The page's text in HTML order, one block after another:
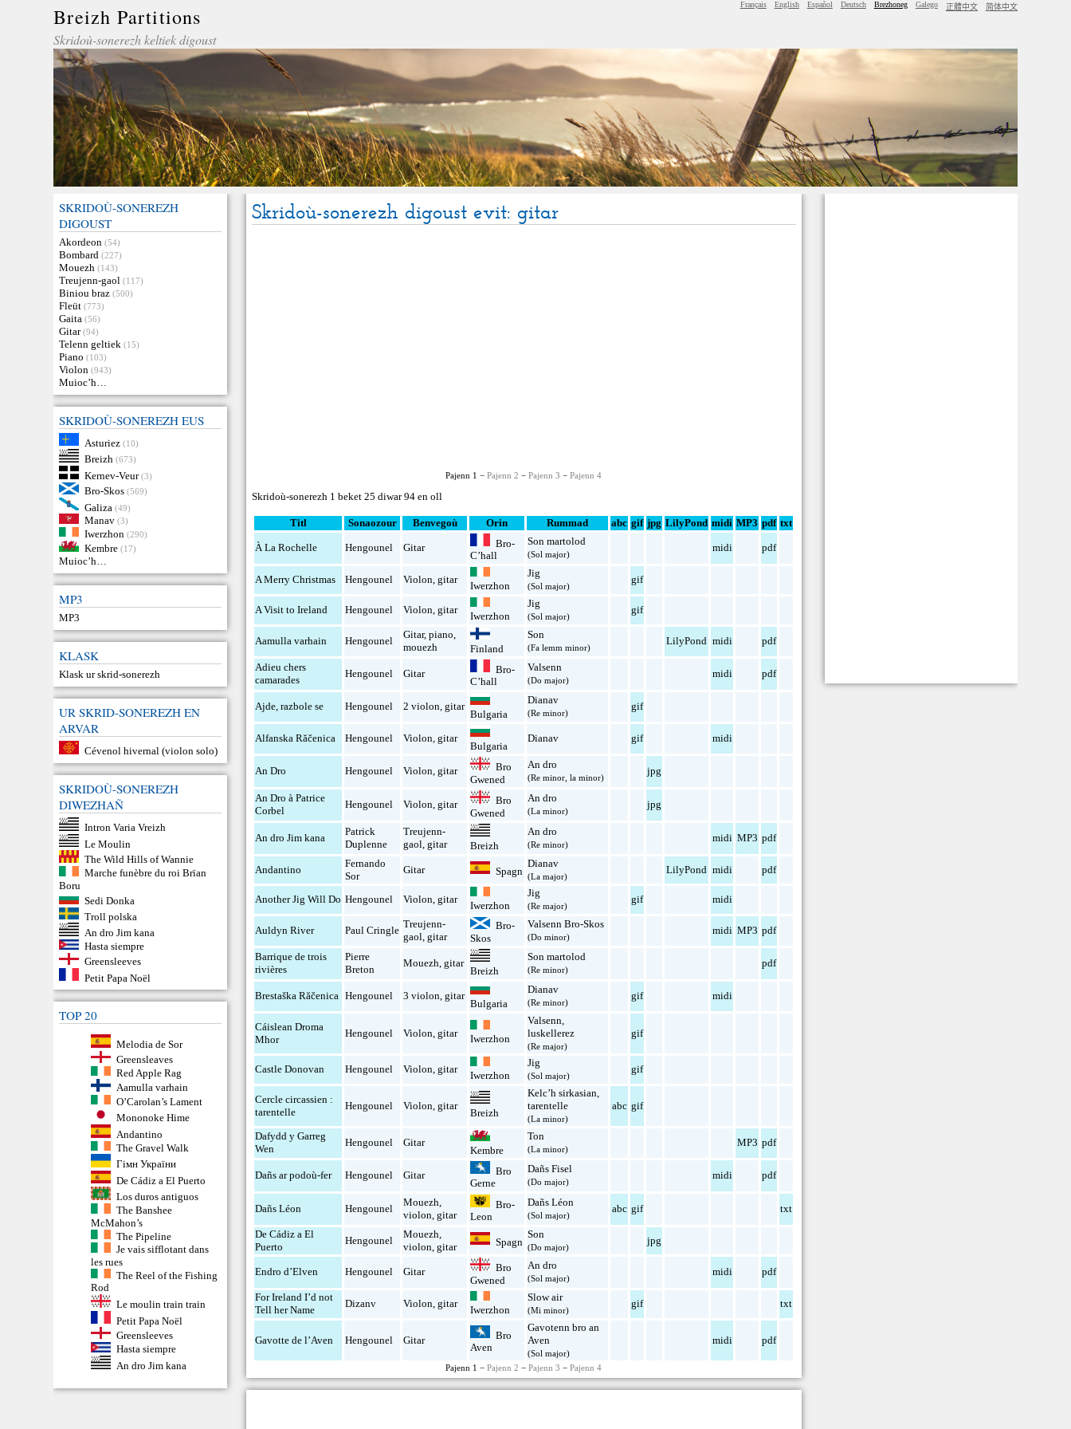
Breizh Partitions
Skridoù-sonerezh keltiek digoust
Français English Español Deutsch Brezhoneg Galego 正體中文 简体中文
SKRIDOÙ-SONEREZH
DIGOUST
Akordeon (54)
Bombard (227)
Mouezh (143)
Treujenn-gaol (117)
Biniou braz (500)
Fleüt (773)
Gaita (56)
Gitar (94)
Telenn geltiek (15)
Piano (103)
Violon (943)
Muioc’h…
SKRIDOÙ-SONEREZH EUS
Asturiez (10)
Breizh (673)
Kernev-Veur (3)
Bro-Skos (569)
Galiza (49)
Manav (3)
Iwerzhon (290)
Kembre (17)
Muioc’h…
MP3
MP3
KLASK
Klask ur skrid-sonerezh
UR SKRID-SONEREZH EN
ARVAR
Cévenol hivernal (violon solo)
SKRIDOÙ-SONEREZH
DIWEZHAÑ
Intron Varia Vreizh
Le Moulin
The Wild Hills of Wannie
Marche funèbre du roi Brïan
Boru
Sedi Donka
Troll polska
An dro Jim kana
Hasta siempre
Greensleeves
Petit Papa Noël
TOP 20
Melodia de Sor
Greensleaves
Red Apple Rag
Aamulla varhain
O’Carolan’s Lament
Mononoke Hime
Andantino
The Gravel Walk
Гімн України
De Cádiz a El Puerto
Los duros antiguos
The Banshee
McMahon’s
The Pipeline
Je vais sifflotant dans
les rues
The Reel of the Fishing
Rod
Le moulin train train
Petit Papa Noël
Greensleeves
Hasta siempre
An dro Jim kana
Skridoù-sonerezh digoust evit: gitar
Pajenn 1 −Pajenn 2 −Pajenn 3 −Pajenn 4
Skridoù-sonerezh 1 beket 25 diwar 94 en oll
Titl Sonaozour Benvegoù Orin Rummad abc gif jpg LilyPond midi MP3 pdf txt
À La Rochelle Hengounel Gitar
Bro-
C’hall
Son martolod
(Sol major)
midi pdf
A Merry Christmas Hengounel Violon ,gitar
Iwerzhon
Jig
(Sol major)
gif
A Visit to Ireland Hengounel Violon ,gitar
Iwerzhon
Jig
(Sol major)
gif
Aamulla varhain Hengounel
Gitar,piano
mouezh
Finland
Son
(Fa lemm minor)
LilyPond midi pdf
Adieu chers
camarades
Hengounel Gitar
Bro-
C’hall
Valsenn
(Do major)
midi pdf
Ajde, razbole se Hengounel 2 violon ,gitar
Bulgaria
Dianav
(Re minor)
gif
Alfanska Răčenica Hengounel Violon ,gitar
Bulgaria
Dianav gif midi
An Dro Hengounel Violon ,gitar
Bro
Gwened
An dro
(Re minor, la minor)
jpg
An Dro à Patrice
Corbel
Hengounel Violon ,gitar
Bro
Gwened
An dro
(La minor)
jpg
An dro Jim kana
Patrick
Duplenne
Treujenn-
gaol ,gitar Breizh
An dro
(Re minor)
midi MP3 pdf
Andantino
Fernando
Sor
Gitar Spagn
Dianav
(La major)
LilyPond midi pdf
Another Jig Will Do Hengounel Violon ,gitar
Iwerzhon
Jig
(Re major)
gif midi
Auldyn River Paul Cringle
Treujenn-
gaol ,gitar
Bro-
Skos
Valsenn Bro-Skos
(Do minor)
midi MP3 pdf
Barrique de trois
rivières
Pierre
Breton
Mouezh ,gitar
Breizh
Son martolod
(Re minor)
pdf
Brestaška Răčenica Hengounel 3 violon ,gitar
Bulgaria
Dianav
(Re minor)
gif midi
Cáislean Droma
Mhor
Hengounel Violon ,gitar Iwerzhon
Valsenn
luskellerez
(Re major)
gif
Castle Donovan Hengounel Violon ,gitar
Iwerzhon
Jig
(Sol major)
gif
Cercle circassien :
tarentelle
Hengounel Violon ,gitar
Breizh
Kelc’h sirkasian
tarentelle
(La minor)
abc gif
Dafydd y Garreg
Wen
Hengounel Gitar
Kembre
Ton
(La minor)
MP3 pdf
Dañs ar podoù-fer Hengounel Gitar
Bro
Gerne
Dañs Fisel
(Do major)
midi pdf
Dañs Léon Hengounel
Mouezh
violon ,gitar
Bro-
Leon
Dañs Léon
(Sol major)
abc gif txt
De Cádiz a El
Puerto
Hengounel
Mouezh
violon ,gitar Spagn
Son
(Do major)
jpg
Endro d’Elven Hengounel Gitar
Bro
Gwened
An dro
(Sol major)
midi pdf
For Ireland I’d not
Tell her Name
Dizanv Violon ,gitar
Iwerzhon
Slow air
(Mi minor)
gif txt
Gavotte de l’Aven Hengounel Gitar
Bro
Aven
Gavotenn bro an
Aven
(Sol major)
midi pdf
Pajenn 1 −Pajenn 2 −Pajenn 3 −Pajenn 4